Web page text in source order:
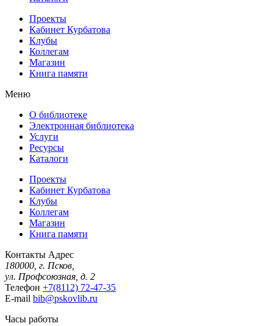
Проекты
Кабинет Курбатова
Клубы
Коллегам
Магазин
Книга памяти
Меню
О библиотеке
Электронная библиотека
Услуги
Ресурсы
Каталоги
Проекты
Кабинет Курбатова
Клубы
Коллегам
Магазин
Книга памяти
Контакты Адрес
180000, г. Псков,
ул. Профсоюзная, д. 2
Телефон +7(8112) 72-47-35
E-mail bib@pskovlib.ru
Часы работы